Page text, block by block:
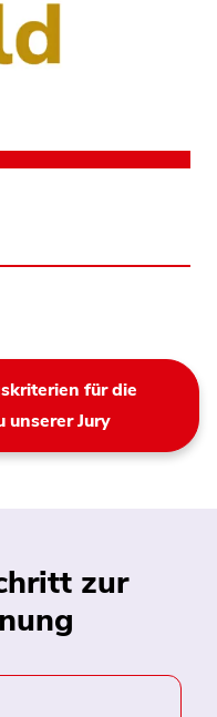
für die
unserer Jury
zur